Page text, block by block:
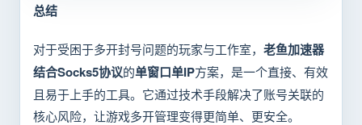
总结
对于受困于多开封号问题的玩家与工作室， 老鱼加速器
结合Socks5协议的单窗口单IP方案，是一个直接、有效
且易于上手的工具。它通过技术手段解决了账号关联的
核心风险，让游戏多开管理变得更简单、更安全。